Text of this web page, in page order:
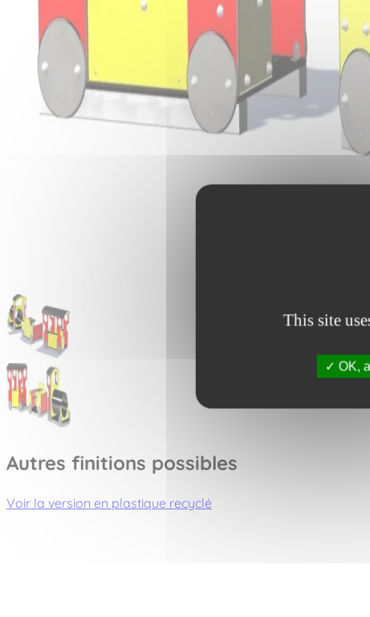
This site
OK,
Autres finitions possibles
Voir la version en plastique recyclé